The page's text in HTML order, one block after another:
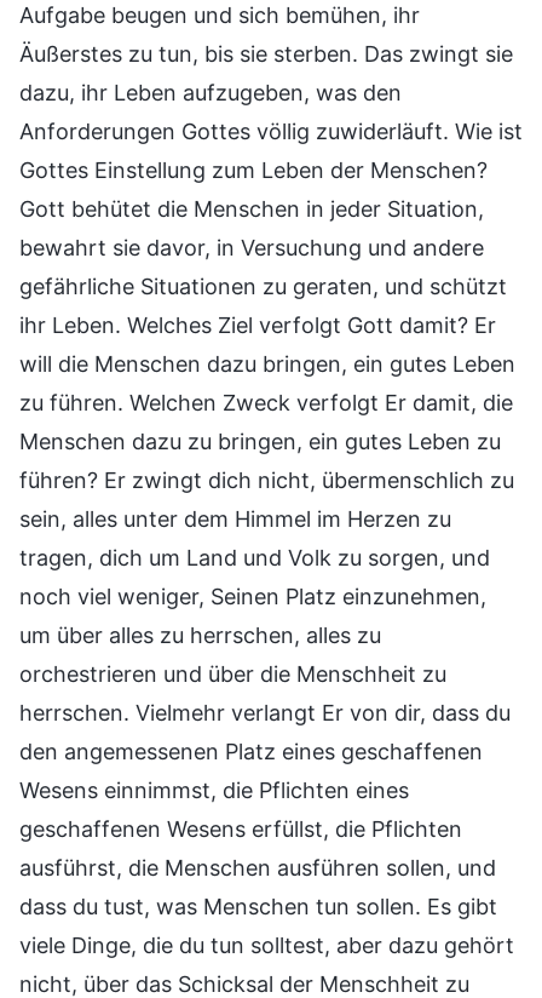
Aufgabe beugen und sich bemühen, ihr
Äußerstes zu tun, bis sie sterben. Das zwingt sie
dazu, ihr Leben aufzugeben, was den
Anforderungen Gottes völlig zuwiderläuft. Wie ist
Gottes Einstellung zum Leben der Menschen?
Gott behütet die Menschen in jeder Situation,
bewahrt sie davor, in Versuchung und andere
gefährliche Situationen zu geraten, und schützt
ihr Leben. Welches Ziel verfolgt Gott damit? Er
will die Menschen dazu bringen, ein gutes Leben
zu führen. Welchen Zweck verfolgt Er damit, die
Menschen dazu zu bringen, ein gutes Leben zu
führen? Er zwingt dich nicht, übermenschlich zu
sein, alles unter dem Himmel im Herzen zu
tragen, dich um Land und Volk zu sorgen, und
noch viel weniger, Seinen Platz einzunehmen,
um über alles zu herrschen, alles zu
orchestrieren und über die Menschheit zu
herrschen. Vielmehr verlangt Er von dir, dass du
den angemessenen Platz eines geschaffenen
Wesens einnimmst, die Pflichten eines
geschaffenen Wesens erfüllst, die Pflichten
ausführst, die Menschen ausführen sollen, und
dass du tust, was Menschen tun sollen. Es gibt
viele Dinge, die du tun solltest, aber dazu gehört
nicht, über das Schicksal der Menschheit zu